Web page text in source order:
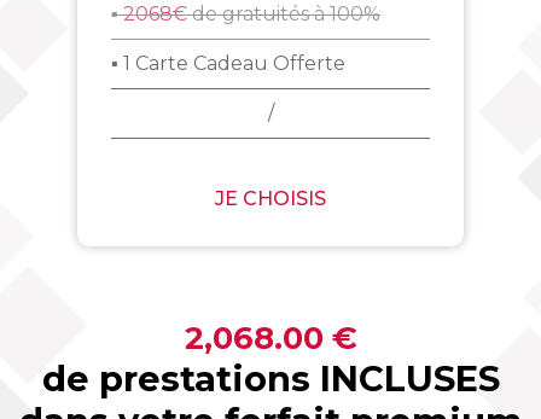
▪2068€de gratuités à 100%
▪ 1 Carte Cadeau Offerte
/
JE CHOISIS
2,068.00 €
de prestations INCLUSES